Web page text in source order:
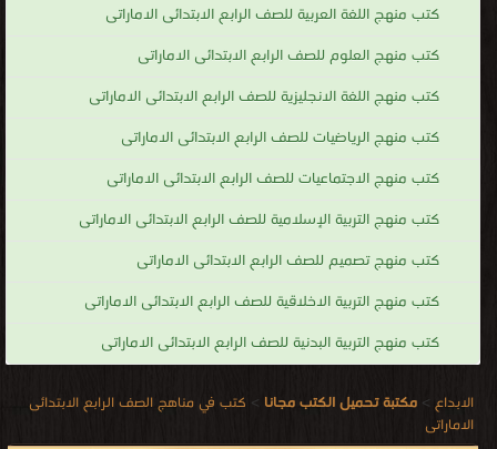
كتب منهج اللغة العربية للصف الرابع الابتدائى الاماراتى
كتب منهج العلوم للصف الرابع الابتدائى الاماراتى
كتب منهج اللغة الانجليزية للصف الرابع الابتدائى الاماراتى
كتب منهج الرياضيات للصف الرابع الابتدائى الاماراتى
كتب منهج الاجتماعيات للصف الرابع الابتدائى الاماراتى
كتب منهج التربية الإسلامية للصف الرابع الابتدائى الاماراتى
كتب منهج تصميم للصف الرابع الابتدائى الاماراتى
كتب منهج التربية الاخلاقية للصف الرابع الابتدائى الاماراتى
كتب منهج التربية البدنية للصف الرابع الابتدائى الاماراتى
الابداع > مكتبة تحميل الكتب مجانا > كتب في مناهج الصف الرابع الابتدائى
الاماراتى